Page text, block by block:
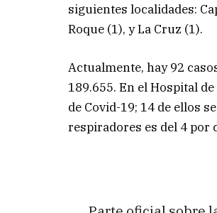
siguientes localidades:
Roque (1), y La Cruz (1).
Actualmente, hay 92
189.655. En el Hospital
de Covid-19; 14 de ellos
respiradores es del 4 por